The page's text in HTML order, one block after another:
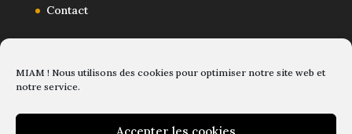
MIAM ! Nous utilisons des cookies pour optimiser notre site web et
notre service.
Accepter les cookies
Contact